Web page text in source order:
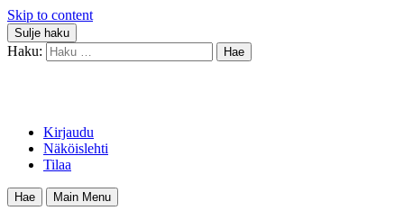
Skip to content
Sulje haku
Haku:
Kirjaudu
Näköislehti
Tilaa
Hae Main Menu